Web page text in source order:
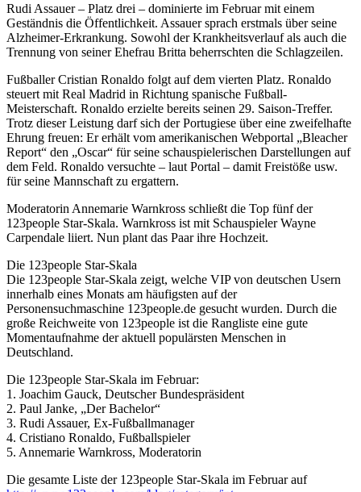
Rudi Assauer – Platz drei – dominierte im Februar mit einem
Geständnis die Öffentlichkeit. Assauer sprach erstmals über seine
Alzheimer-Erkrankung. Sowohl der Krankheitsverlauf als auch die
Trennung von seiner Ehefrau Britta beherrschten die Schlagzeilen.
Fußballer Cristian Ronaldo folgt auf dem vierten Platz. Ronaldo
steuert mit Real Madrid in Richtung spanische Fußball-
Meisterschaft. Ronaldo erzielte bereits seinen 29. Saison-Treffer.
Trotz dieser Leistung darf sich der Portugiese über eine zweifelhafte
Ehrung freuen: Er erhält vom amerikanischen Webportal „Bleacher
Report“ den „Oscar“ für seine schauspielerischen Darstellungen auf
dem Feld. Ronaldo versuchte – laut Portal – damit Freistöße usw.
für seine Mannschaft zu ergattern.
Moderatorin Annemarie Warnkross schließt die Top fünf der
123people Star-Skala. Warnkross ist mit Schauspieler Wayne
Carpendale liiert. Nun plant das Paar ihre Hochzeit.
Die 123people Star-Skala
Die 123people Star-Skala zeigt, welche VIP von deutschen Usern
innerhalb eines Monats am häufigsten auf der
Personensuchmaschine 123people.de gesucht wurden. Durch die
große Reichweite von 123people ist die Rangliste eine gute
Momentaufnahme der aktuell populärsten Menschen in
Deutschland.
Die 123people Star-Skala im Februar:
1. Joachim Gauck, Deutscher Bundespräsident
2. Paul Janke, „Der Bachelor“
3. Rudi Assauer, Ex-Fußballmanager
4. Cristiano Ronaldo, Fußballspieler
5. Annemarie Warnkross, Moderatorin
Die gesamte Liste der 123people Star-Skala im Februar auf